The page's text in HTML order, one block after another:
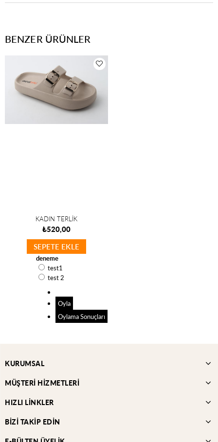
BENZER ÜRÜNLER
KADIN TERLİK
₺520,00
SEPETE EKLE
deneme
test1
test 2
Oyla
Oylama Sonuçları
KURUMSAL
MÜŞTERİ HİZMETLERİ
HIZLI LİNKLER
BİZİ TAKİP EDİN